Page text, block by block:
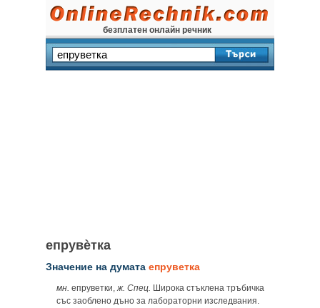
безплатен онлайн речник
епрувѐтка
Значение на думата епруветка
мн. епруветки,ж. Спец. Широка стъклена тръбичка
със заоблено дъно за лабораторни изследвания.